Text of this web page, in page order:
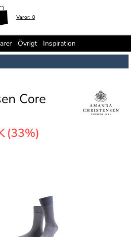
Varor: 0
Övrigt Inspiration
Core
(33%)